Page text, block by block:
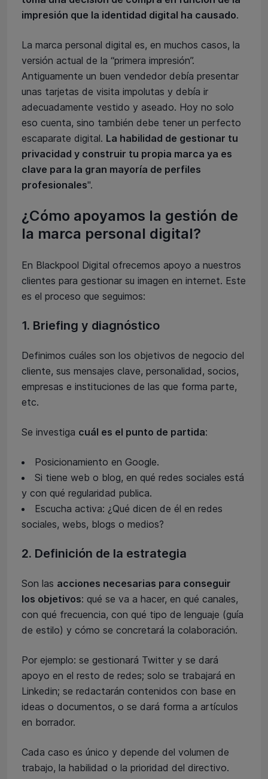
impresión que la identidad digital ha causado.
La marca personal digital es, en muchos casos, la
versión actual de la “primera impresión”.
Antiguamente un buen vendedor debía presentar
unas tarjetas de visita impolutas y debía ir
adecuadamente vestido y aseado. Hoy no solo
eso cuenta, sino también debe tener un perfecto
escaparate digital. La habilidad de gestionar tu
privacidad y construir tu propia marca ya es
clave para la gran mayoría de perfiles
profesionales".
¿Cómo apoyamos la gestión de
la marca personal digital?
En Blackpool Digital ofrecemos apoyo a nuestros
clientes para gestionar su imagen en internet. Este
es el proceso que seguimos:
1. Briefing y diagnóstico
Definimos cuáles son los objetivos de negocio del
cliente, sus mensajes clave, personalidad, socios,
empresas e instituciones de las que forma parte,
etc.
Se investiga cuál es el punto de partida:
Posicionamiento en Google.
Si tiene web o blog, en qué redes sociales está
y con qué regularidad publica.
Escucha activa: ¿Qué dicen de él en redes
sociales, webs, blogs o medios?
2. Definición de la estrategia
Son las acciones necesarias para conseguir
los objetivos: qué se va a hacer, en qué canales,
con qué frecuencia, con qué tipo de lenguaje (guía
de estilo) y cómo se concretará la colaboración.
Por ejemplo: se gestionará Twitter y se dará
apoyo en el resto de redes; solo se trabajará en
Linkedin; se redactarán contenidos con base en
ideas o documentos, o se dará forma a artículos
en borrador.
Cada caso es único y depende del volumen de
trabajo, la habilidad o la prioridad del directivo.